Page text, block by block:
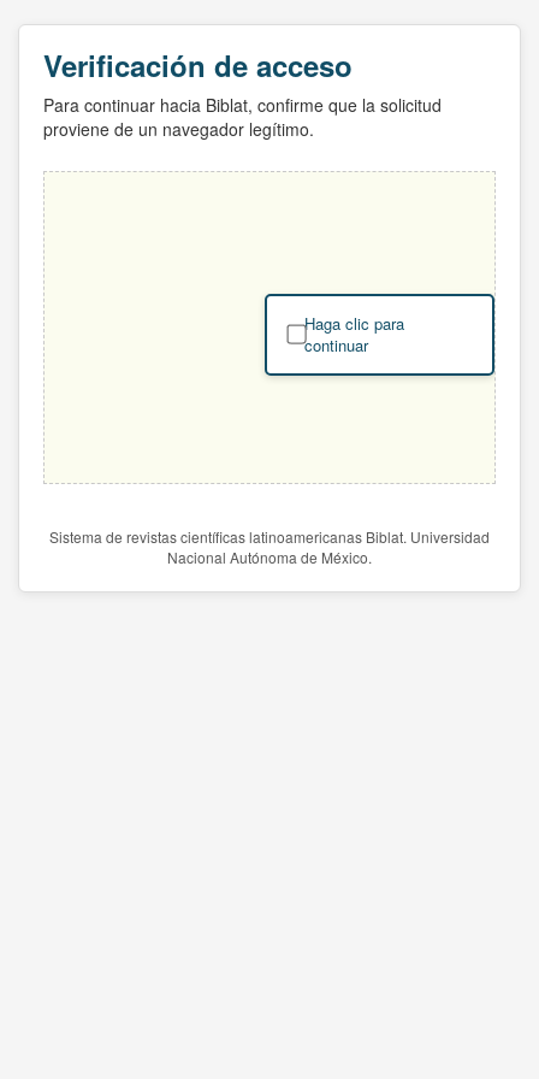
Verificación de acceso
Para continuar hacia Biblat, confirme que la solicitud
proviene de un navegador legítimo.
Haga clic para
continuar
Sistema de revistas científicas latinoamericanas Biblat. Universidad
Nacional Autónoma de México.